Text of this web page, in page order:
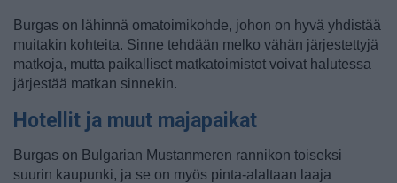
Burgas on lähinnä omatoimikohde, johon on hyvä yhdistää
muitakin kohteita. Sinne tehdään melko vähän järjestettyjä
matkoja, mutta paikalliset matkatoimistot voivat halutessa
järjestää matkan sinnekin.
Hotellit ja muut majapaikat
Burgas on Bulgarian Mustanmeren rannikon toiseksi
suurin kaupunki, ja se on myös pinta-alaltaan laaja